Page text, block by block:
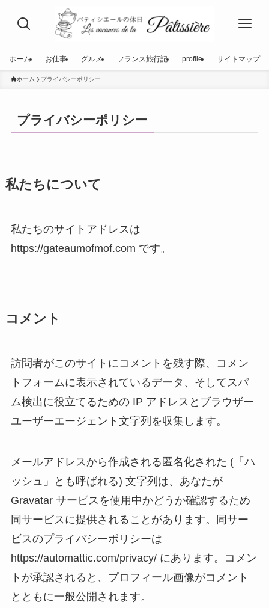
ホーム お仕事 グルメ フランス旅行記 profile サイトマップ
ホーム プライバシーポリシー
プライバシーポリシー
私たちについて
私たちのサイトアドレスは
https://gateaumofmof.com です。
コメント
訪問者がこのサイトにコメントを残す際、コメン
トフォームに表示されているデータ、そしてスパ
ム検出に役立てるための IP アドレスとブラウザー
ユーザーエージェント文字列を収集します。
メールアドレスから作成される匿名化された (「ハ
ッシュ」とも呼ばれる) 文字列は、あなたが
Gravatar サービスを使用中かどうか確認するため
同サービスに提供されることがあります。同サー
ビスのプライバシーポリシーは
https://automattic.com/privacy/ にあります。コメン
トが承認されると、プロフィール画像がコメント
とともに一般公開されます。